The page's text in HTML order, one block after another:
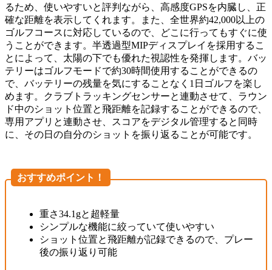
るため、使いやすいと評判ながら、高感度GPSを内臓し、正
確な距離を表示してくれます。また、全世界約42,000以上の
ゴルフコースに対応しているので、どこに行ってもすぐに使
うことができます。半透過型MIPディスプレイを採用するこ
とによって、太陽の下でも優れた視認性を発揮します。バッ
テリーはゴルフモードで約30時間使用することができるの
で、バッテリーの残量を気にすることなく1日ゴルフを楽し
めます。クラブトラッキングセンサーと連動させて、ラウン
ド中のショット位置と飛距離を記録することができるので、
専用アプリと連動させ、スコアをデジタル管理すると同時
に、その日の自分のショットを振り返ることが可能です。
おすすめポイント！
重さ34.1gと超軽量
シンプルな機能に絞っていて使いやすい
ショット位置と飛距離が記録できるので、プレー
後の振り返り可能